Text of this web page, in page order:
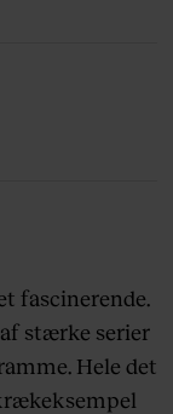
fascinerende.
stærke serier
Hele det